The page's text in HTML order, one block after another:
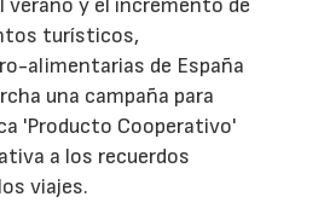
verano y el incremento de
turísticos,
alimentarias de España
una campaña para
'Producto Cooperativo'
a los recuerdos
viajes.